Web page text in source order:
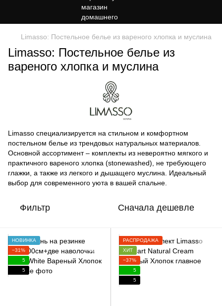
Limasso: Постельное белье из вареного хлопка и муслина
Limasso: Постельное белье из
вареного хлопка и муслина
Limasso специализируется на стильном и комфортном
постельном белье из трендовых натуральных материалов.
Основной ассортимент – комплекты из невероятно мягкого и
практичного вареного хлопка (stonewashed), не требующего
глажки, а также из легкого и дышащего муслина. Идеальный
выбор для современного уюта в вашей спальне.
Фильтр Сначала дешевле
НОВИНКА
−31%
5
5
РАСПРОДАЖА
ХИТ
−37%
5
5